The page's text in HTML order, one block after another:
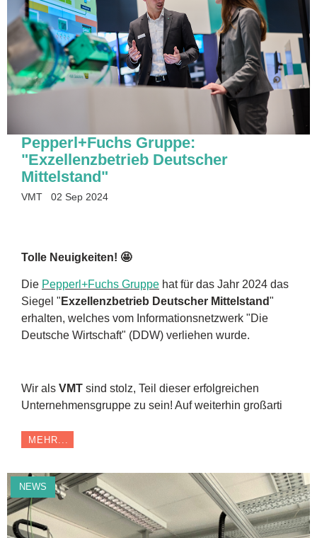
Pepperl+Fuchs Gruppe:
"Exzellenzbetrieb Deutscher
Mittelstand"
VMT 02 Sep 2024
Tolle Neuigkeiten! 🤩
Die Pepperl+Fuchs Gruppe hat für das Jahr 2024 das
Siegel " Exzellenzbetrieb Deutscher Mittelstand"
erhalten, welches vom Informationsnetzwerk "Die
Deutsche Wirtschaft" (DDW) verliehen wurde.
Wir als VMT sind stolz, Teil dieser erfolgreichen
Unternehmensgruppe zu sein! Auf weiterhin großarti
MEHR...
NEWS